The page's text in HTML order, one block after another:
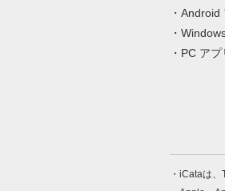
Android
PC アプ
iCataは、